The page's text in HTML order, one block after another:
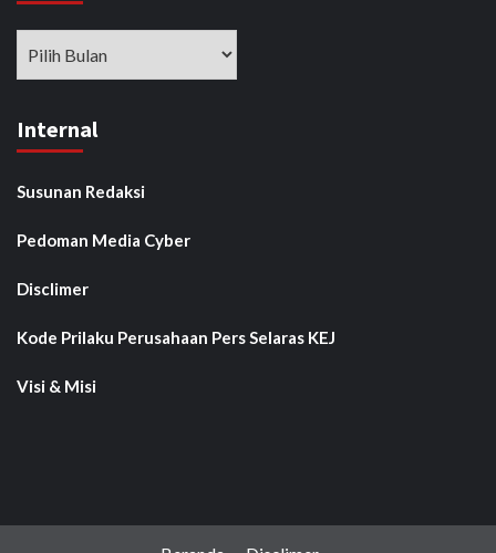
Internal
Susunan Redaksi
Pedoman Media Cyber
Disclimer
Kode Prilaku Perusahaan Pers Selaras KEJ
Visi & Misi